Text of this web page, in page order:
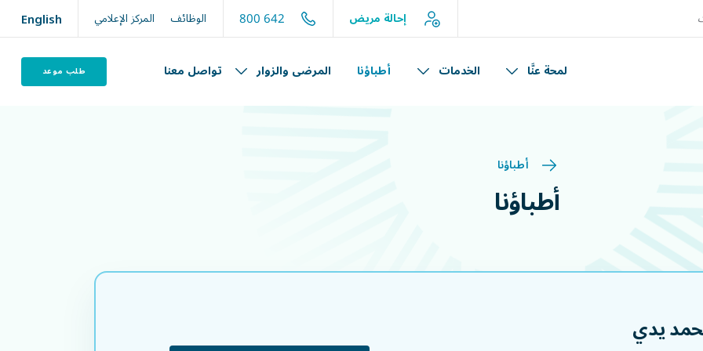
إحالة مريض 800 642 الوظائف المركز الإعلامي English
لمحة عنَّا الخدمات أطباؤنا المرضى والزوار تواصل معنا طلب موعد
أطباؤنا
أطباؤنا
يدي